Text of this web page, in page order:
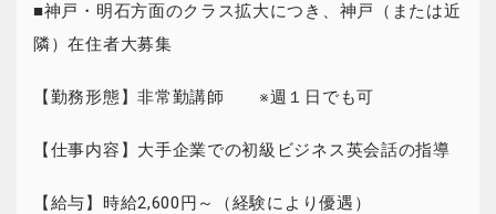
■神戸・明石方面のクラス拡大につき、神戸（または近
隣）在住者大募集
【勤務形態】非常勤講師 ※週１日でも可
【仕事内容】大手企業での初級ビジネス英会話の指導
【給与】時給2,600円～（経験により優遇）